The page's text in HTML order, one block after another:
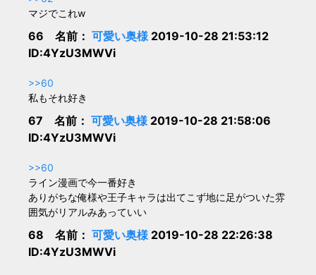
マジでこれw
66 名前： 可愛い奥様2019-10-28 21:53:12
ID:4YzU3MWVi
>>60
私もそれ好き
67 名前： 可愛い奥様2019-10-28 21:58:06
ID:4YzU3MWVi
>>60
ライン漫画で今一番好き
ありがちな俺様や王子キャラは出てこず地に足がついた雰
囲気がリアルみあっていい
68 名前： 可愛い奥様2019-10-28 22:26:38
ID:4YzU3MWVi